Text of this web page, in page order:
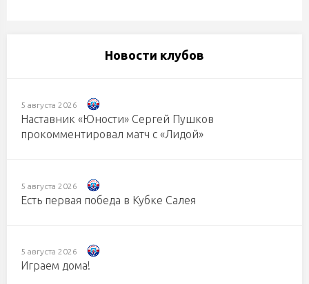
Новости клубов
5 августа 2026
Наставник «Юности» Сергей Пушков
прокомментировал матч с «Лидой»
5 августа 2026
Есть первая победа в Кубке Салея
5 августа 2026
Играем дома!